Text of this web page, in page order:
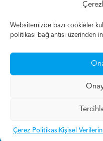
Websitemizde bazı cookieler
politikası bağlantısı üzerinden
Çerez PolitikasıKişisel